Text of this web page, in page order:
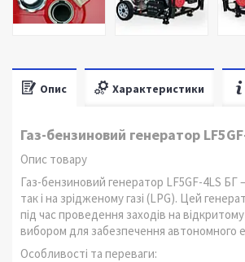
Опис Характеристики
Газ-бензиновий генератор
Опис товару
Газ-бензиновий генератор LF5GF-4LS
так і на зрідженому газі (LPG). Цей
під час проведення заходів на
вибором для забезпечення автономного
Особливості та переваги: